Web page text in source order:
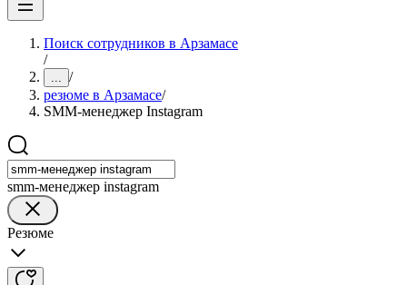
Поиск сотрудников в Арзамасе
/
... /
резюме в Арзамасе/
SMM-менеджер Instagram
smm-менеджер instagram
Резюме